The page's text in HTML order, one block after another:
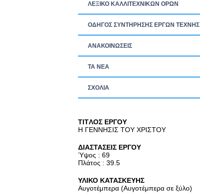
ΛΕΞΙΚΟ ΚΑΛΛΙΤΕΧΝΙΚΩΝ ΟΡΩΝ
ΟΔΗΓΟΣ ΣΥΝΤΗΡΗΣΗΣ ΕΡΓΩΝ ΤΕΧΝΗΣ
ΑΝΑΚΟΙΝΩΣΕΙΣ
ΤΑ ΝEΑ
ΣΧΟΛΙΑ
TITΛΟΣ ΕΡΓΟΥ
Η ΓΕΝΝΗΣΙΣ ΤΟΥ ΧΡΙΣΤΟΥ
ΔΙΑΣΤΑΣΕΙΣ ΕΡΓΟΥ
Ύψος : 69
Πλάτος : 39.5
ΥΛΙΚΟ ΚΑΤΑΣΚΕΥΗΣ
Αυγοτέμπερα (Αυγοτέμπερα σε ξύλο)